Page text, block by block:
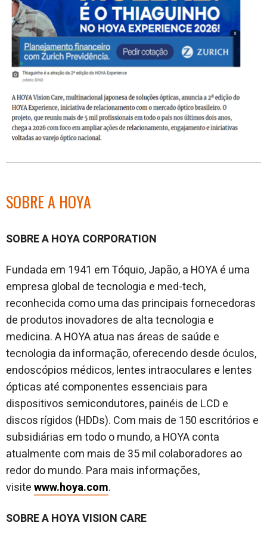
SOBRE A HOYA
SOBRE A HOYA CORPORATION
Fundada em 1941 em Tóquio, Japão, a HOYA é uma
empresa global de tecnologia e med-tech,
reconhecida como uma das principais fornecedoras
de produtos inovadores de alta tecnologia e
medicina. A HOYA atua nas áreas de saúde e
tecnologia da informação, oferecendo desde óculos,
endoscópios médicos, lentes intraoculares e lentes
ópticas até componentes essenciais para
dispositivos semicondutores, painéis de LCD e
discos rígidos (HDDs). Com mais de 150 escritórios e
subsidiárias em todo o mundo, a HOYA conta
atualmente com mais de 35 mil colaboradores ao
redor do mundo. Para mais informações,
visitewww.hoya.com.
SOBRE A HOYA VISION CARE